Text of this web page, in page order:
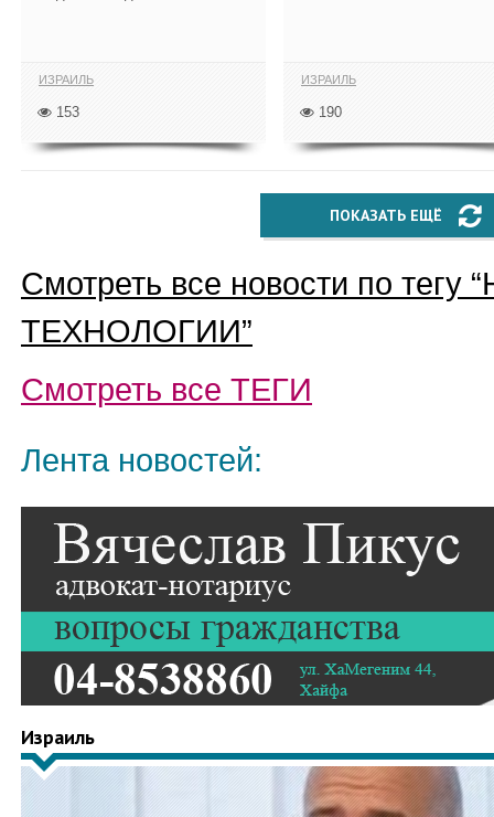
ИЗРАИЛЬ
153
ИЗРАИЛЬ
190
ПОКАЗАТЬ ЕЩЁ
Смотреть все новости по тегу “
ТЕХНОЛОГИИ”
Смотреть все ТЕГИ
Лента новостей:
Израиль